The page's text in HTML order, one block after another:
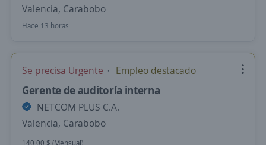
Valencia, Carabobo
Hace 13 horas
Se precisa Urgente Empleo destacado
Gerente de auditoría interna
NETCOM PLUS C.A.
Valencia, Carabobo
140,00 $ (Mensual)